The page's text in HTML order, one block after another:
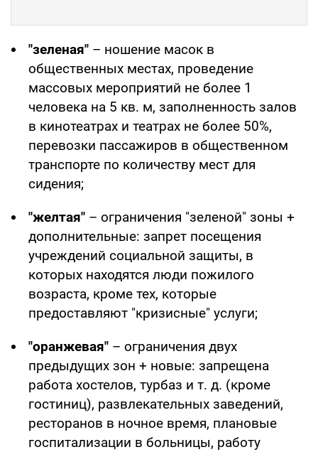
"зеленая" – ношение масок в
общественных местах, проведение
массовых мероприятий не более 1
человека на 5 кв. м, заполненность залов
в кинотеатрах и театрах не более 50%,
перевозки пассажиров в общественном
транспорте по количеству мест для
сидения;
"желтая" – ограничения "зеленой" зоны +
дополнительные: запрет посещения
учреждений социальной защиты, в
которых находятся люди пожилого
возраста, кроме тех, которые
предоставляют "кризисные" услуги;
"оранжевая" – ограничения двух
предыдущих зон + новые: запрещена
работа хостелов, турбаз и т. д. (кроме
гостиниц), развлекательных заведений,
ресторанов в ночное время, плановые
госпитализации в больницы, работу